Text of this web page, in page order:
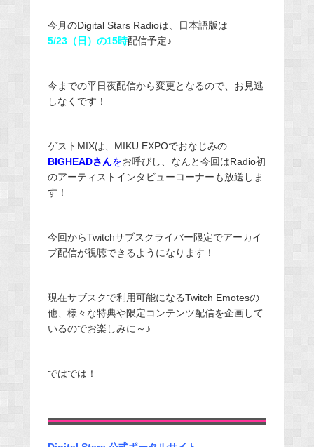
今月のDigital Stars Radioは、日本語版は
5/23（日）の15時配信予定♪
今までの平日夜配信から変更となるので、お見逃
しなくです！
ゲストMIXは、MIKU EXPOでおなじみの
BIGHEADさんをお呼びし、なんと今回はRadio初
のアーティストインタビューコーナーも放送しま
す！
今回からTwitchサブスクライバー限定でアーカイ
ブ配信が視聴できるようになります！
現在サブスクで利用可能になるTwitch Emotesの
他、様々な特典や限定コンテンツ配信を企画して
いるのでお楽しみに～♪
ではでは！